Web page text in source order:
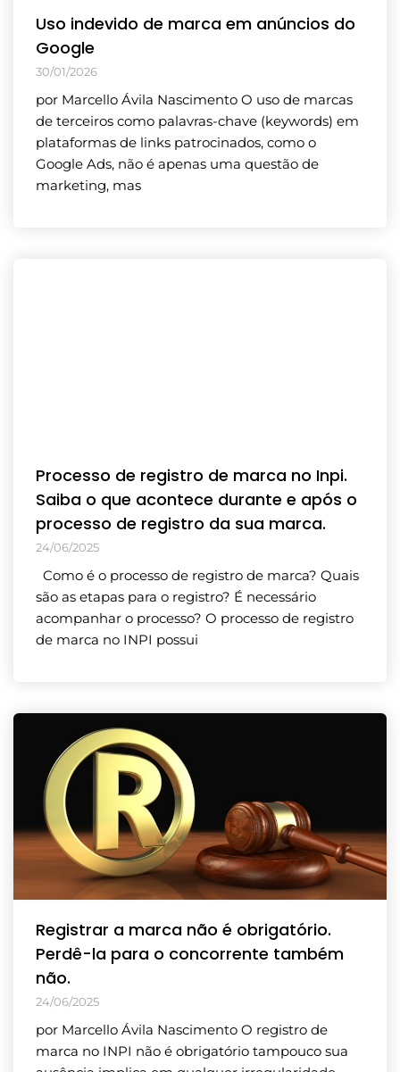
Uso indevido de marca em anúncios do
Google
30/01/2026
por Marcello Ávila Nascimento O uso de marcas
de terceiros como palavras-chave (keywords) em
plataformas de links patrocinados, como o
Google Ads, não é apenas uma questão de
marketing, mas
Processo de registro de marca no Inpi.
Saiba o que acontece durante e após o
processo de registro da sua marca.
24/06/2025
Como é o processo de registro de marca? Quais
são as etapas para o registro? É necessário
acompanhar o processo? O processo de registro
de marca no INPI possui
Registrar a marca não é obrigatório.
Perdê-la para o concorrente também
não.
24/06/2025
por Marcello Ávila Nascimento O registro de
marca no INPI não é obrigatório tampouco sua